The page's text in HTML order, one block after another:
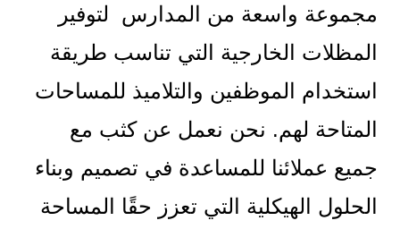
مجموعة واسعة من المدارس لتوفير
المظلات الخارجية التي تناسب طريقة
استخدام الموظفين والتلاميذ للمساحات
المتاحة لهم. نحن نعمل عن كثب مع
جميع عملائنا للمساعدة في تصميم وبناء
الحلول الهيكلية التي تعزز حقًا المساحة